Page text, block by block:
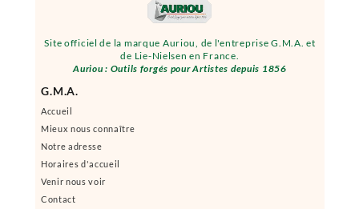
Site officiel de la marque Auriou, de l'entreprise G.M.A. et
de Lie-Nielsen en France.
Auriou : Outils forgés pour Artistes depuis 1856
G.M.A.
Accueil
Mieux nous connaître
Notre adresse
Horaires d'accueil
Venir nous voir
Contact